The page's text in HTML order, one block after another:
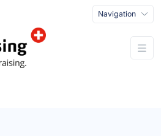
Navigation